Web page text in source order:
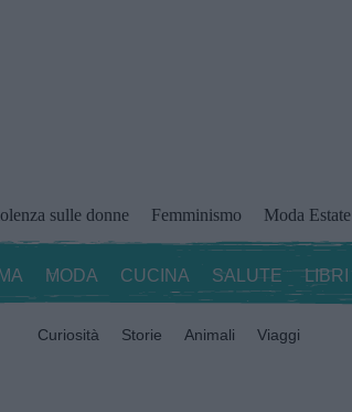
sulle donne Femminismo Moda Estate
MODA CUCINA SALUTE LIBRI
Curiosità Storie Animali Viaggi